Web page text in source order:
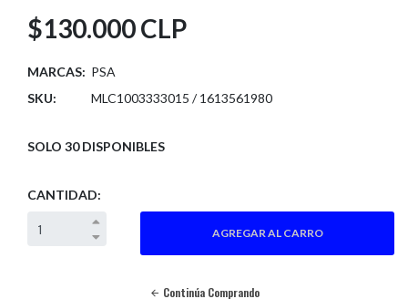
$130.000 CLP
MARCAS: PSA
SKU:
MLC1003333015 / 1613561980
SOLO 30 DISPONIBLES
CANTIDAD:
Continúa Comprando